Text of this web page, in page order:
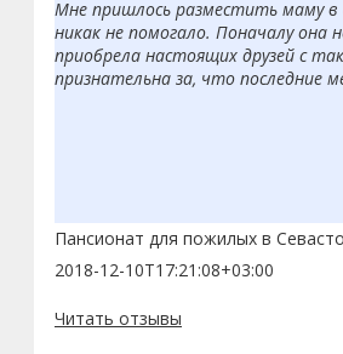
Мне пришлось разместить маму в
никак не помогало. Поначалу
приобрела настоящих друзей с
признательна за, что последние
Пансионат для пожилых в
2018-12-10T17:21:08+03:00
Читать отзывы